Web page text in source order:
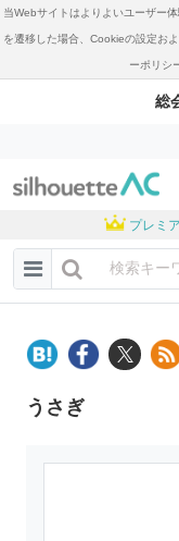
当Webサイトはよりよいユーザー
を遷移した場合、Cookieの設定お
ーポリシ
総
プレミ
うさぎ